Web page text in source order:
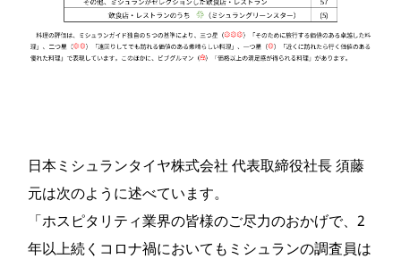
日本ミシュランタイヤ株式会社 代表取締役社長 須藤
元は次のように述べています。
「ホスピタリティ業界の皆様のご尽力のおかげで、2
年以上続くコロナ禍においてもミシュランの調査員は